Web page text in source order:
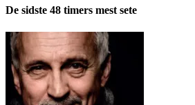
pr.
De sidste 48 timers mest sete